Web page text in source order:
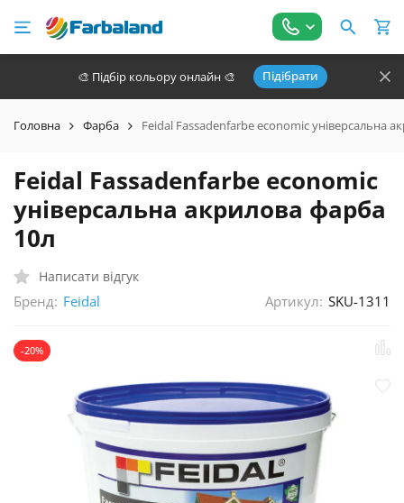
🎨 Підбір кольору онлайн 🎨 Підібрати
Головна Фарба Feidal Fassadenfarbе economiс універсальна
Feidal Fassadenfarbе economiс
універсальна акрилова фарба
10л
Написати відгук
Бренд: Feidal Артикул: SKU-1311
-20%